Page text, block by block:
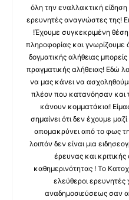
όλη την εναλλακτική
ερευνητές αναγνώστες της!
!Έχουμε συγκεκριμένη
πληροφορίας και γνωρίζουμε
δογματικής αλήθειας
πραγματικής αλήθειας! Εδώ
να μας κάνει να
πλέον που κατανόησαν και
κάνουν κομματάκια!
σημαίνει ότι δεν έχουμε
απομακρύνει από το φως
λοιπόν δεν είναι μια
έρευνας και
καθημερινότητας ! Το
ελεύθεροι ερευνητές
αναδημοσιεύσεως σαν